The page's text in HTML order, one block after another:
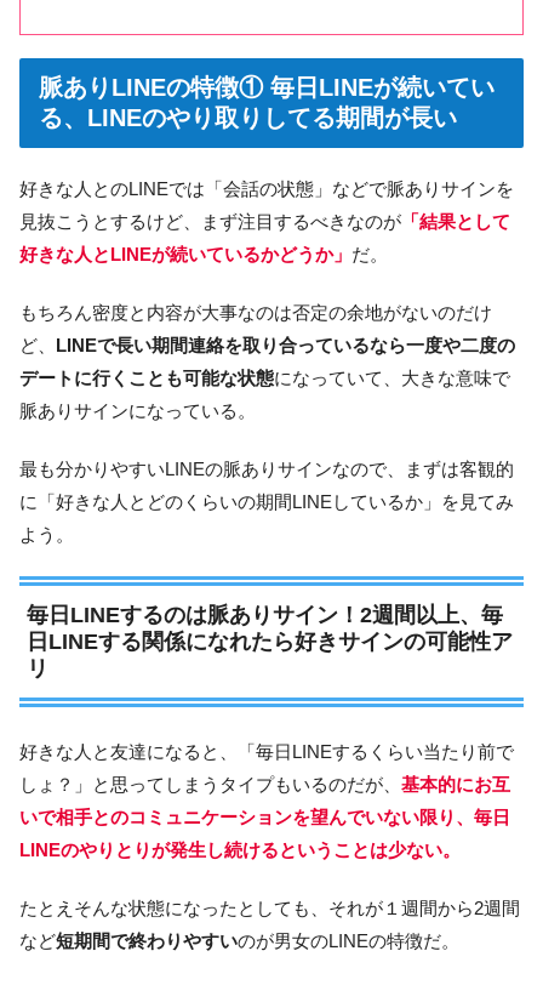
脈ありLINEの特徴① 毎日LINEが続いてい
る、LINEのやり取りしてる期間が長い
好きな人とのLINEでは「会話の状態」などで脈ありサインを
見抜こうとするけど、まず注目するべきなのが 「結果として
好きな人とLINEが続いているかどうか」 だ。
もちろん密度と内容が大事なのは否定の余地がないのだけ
ど、 LINEで長い期間連絡を取り合っているなら一度や二度の
デートに行くことも可能な状態になっていて、大きな意味で
脈ありサインになっている。
最も分かりやすいLINEの脈ありサインなので、まずは客観的
に「好きな人とどのくらいの期間LINEしているか」を見てみ
よう。
毎日LINEするのは脈ありサイン！2週間以上、毎
日LINEする関係になれたら好きサインの可能性ア
リ
好きな人と友達になると、「毎日LINEするくらい当たり前で
しょ？」と思ってしまうタイプもいるのだが、 基本的にお互
いで相手とのコミュニケーションを望んでいない限り、毎日
LINEのやりとりが発生し続けるということは少ない。
たとえそんな状態になったとしても、それが１週間から2週間
など短期間で終わりやすいのが男女のLINEの特徴だ。